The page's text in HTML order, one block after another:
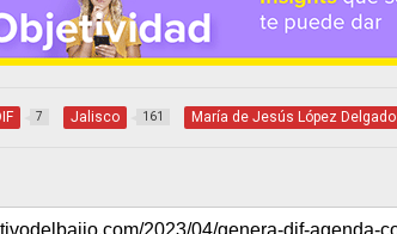
7 Jalisco 161 María de Jesús López Delgado